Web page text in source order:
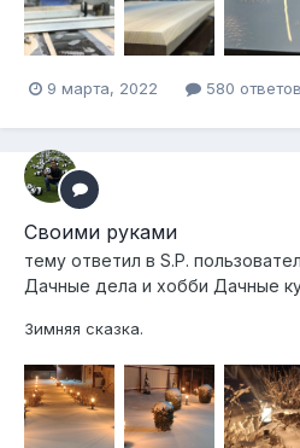
9 марта, 2022 580 ответов
Своими руками
тему ответил в S.P.
Дачные дела и хобби Дачные
Зимняя сказка.